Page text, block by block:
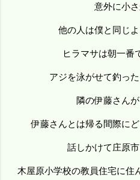
意外に小さ
他の人は僕と同じよ
ヒラマサは朝一番
アジを泳がせて釣っ
隣の伊藤さんが
伊藤さんとは帰る間際に
話しかけて庄原
木屋原小学校の教員住宅に住